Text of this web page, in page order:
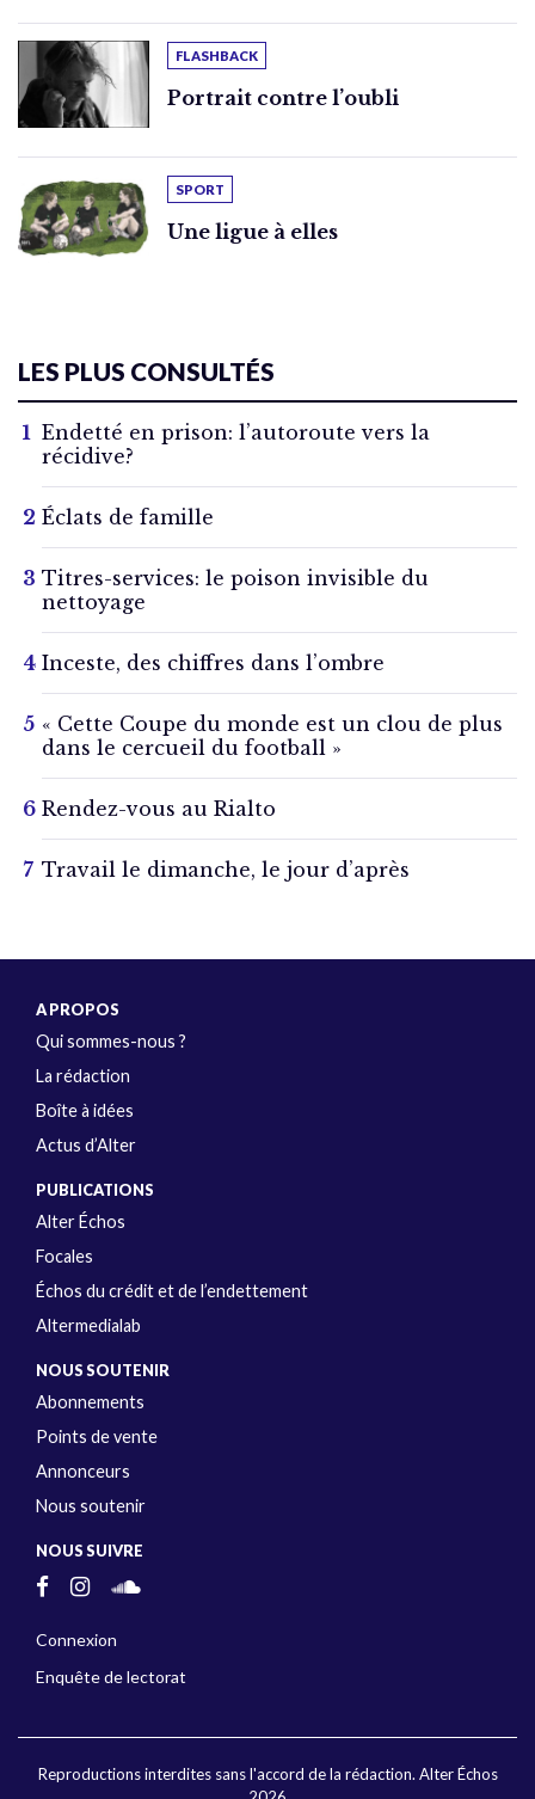
FLASHBACK
Portrait contre l’oubli
SPORT
Une ligue à elles
LES PLUS CONSULTÉS
Endetté en prison: l’autoroute vers la
récidive?
Éclats de famille
Titres-services: le poison invisible du
nettoyage
Inceste, des chiffres dans l’ombre
« Cette Coupe du monde est un clou de plus
dans le cercueil du football »
Rendez-vous au Rialto
Travail le dimanche, le jour d’après
A PROPOS
Qui sommes-nous ?
La rédaction
Boîte à idées
Actus d’Alter
PUBLICATIONS
Alter Échos
Focales
Échos du crédit et de l’endettement
Altermedialab
NOUS SOUTENIR
Abonnements
Points de vente
Annonceurs
Nous soutenir
NOUS SUIVRE
Connexion
Enquête de lectorat
Reproductions interdites sans l'accord de la rédaction. Alter Échos